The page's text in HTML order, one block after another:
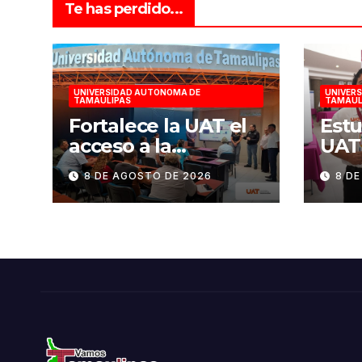
Te has perdido...
UNIVERSIDAD AUTONOMA DE
TAMAULIPAS
Fortalece la UAT el
acceso a la
educación superior
en comunidades
8 DE AGOSTO DE 2026 8